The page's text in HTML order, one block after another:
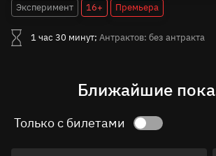
Эксперимент
16+ Премьера
1 час 30 минут; Антрактов: без антракта
Ближайшие
Только с билетами